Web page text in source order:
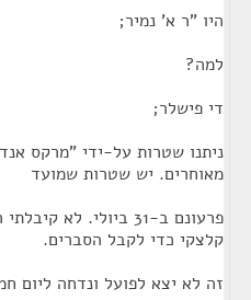
היו "ר א' נמיר;
למה?
די פישלר;
ניתנו שטרות על-ידי "מרקס
מאוחרים. יש שטרות שמועד
פרעונם ב-31 ביולי.
קלצקי כדי לקבל הסברים.
זה לא יצא לפועל ונדחה ליום